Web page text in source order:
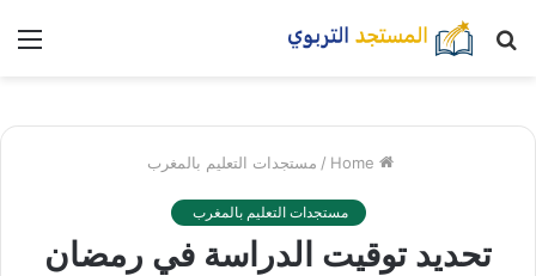
بحث
/ مستجدات التعليم بالمغرب
مستجدات التعليم بالمغرب
تحديد توقيت الدراسة في رمضان